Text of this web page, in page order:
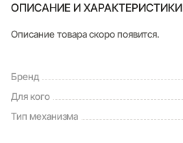
ОПИСАНИЕ И ХАРАКТЕРИСТИКИ
Описание товара скоро появится.
Бренд
Для кого
Тип механизма